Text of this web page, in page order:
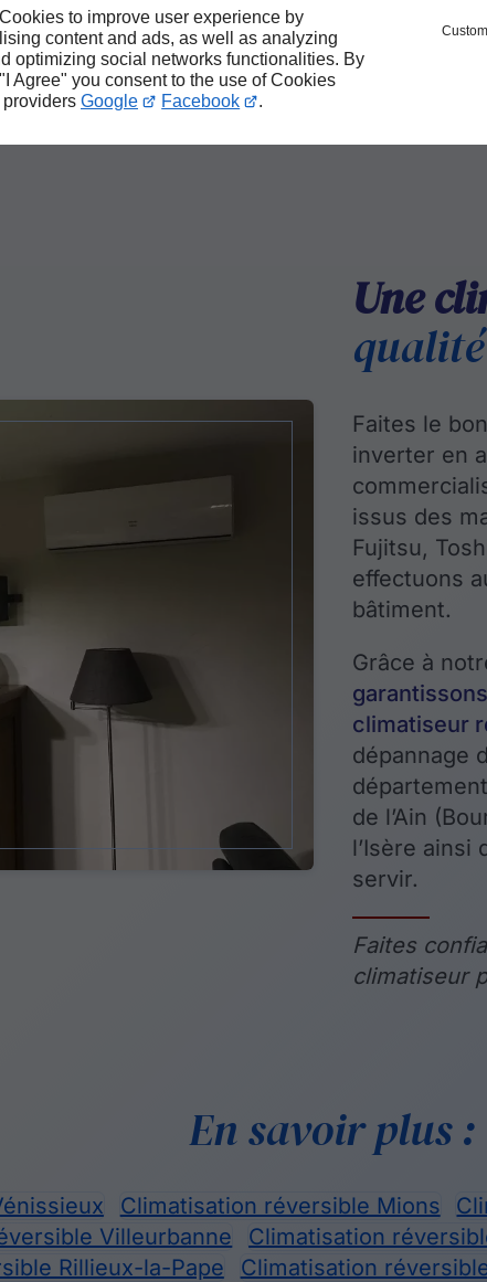
to improve user experience by
content and ads, as well as analyzing
optimizing social networks functionalities. By
Agree" you consent to the use of Cookies
providers Google Facebook .
Qualité des prestations
Une
qualité
Faites le
inverter en
issus des
Fujitsu,
effectuons
bâtiment.
Grâce à
climatiseur
dépannage
de l’Ain
l’Isère
servir.
Faites
climatiseur
En savoir plus :
Climatisation réversible Mions
Villeurbanne
Climatisation
Rillieux-la-Pape
Climatisation